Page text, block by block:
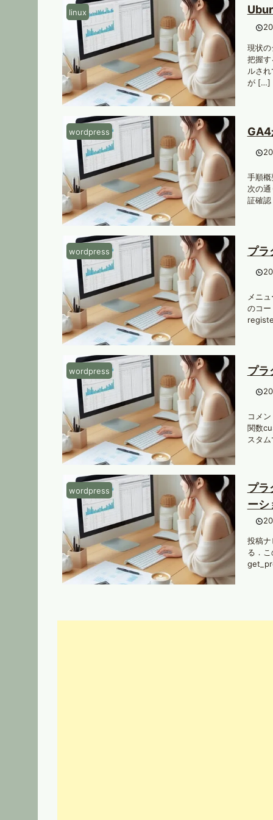
linux
現状
把握
ルさ
が […]
wordpress GA4
手順
次の
証確
wordpress プラ
メニ
のコ
wordpress プラ
コメ
関数
スタ
wordpress
プラ
ーシ
投稿
る．